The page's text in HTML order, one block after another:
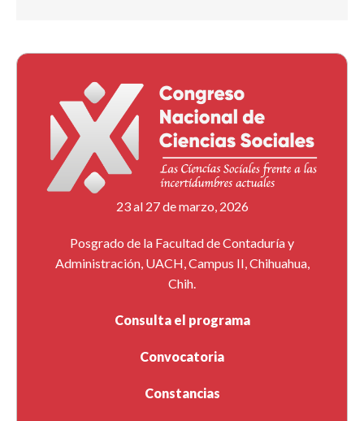
23 al 27 de marzo, 2026
Posgrado de la Facultad de Contaduría y
Administración, UACH, Campus II, Chihuahua,
Chih.
Consulta el programa
Convocatoria
Constancias